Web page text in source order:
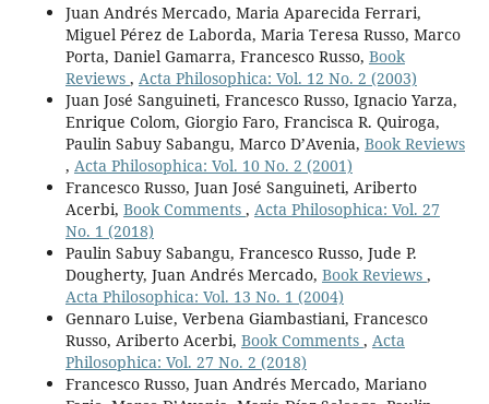
Juan Andrés Mercado, Maria Aparecida Ferrari,
Miguel Pérez de Laborda, Maria Teresa Russo, Marco
Porta, Daniel Gamarra, Francesco Russo, Book
Reviews , Acta Philosophica: Vol. 12 No. 2 (2003)
Juan José Sanguineti, Francesco Russo, Ignacio Yarza,
Enrique Colom, Giorgio Faro, Francisca R. Quiroga,
Paulin Sabuy Sabangu, Marco D’Avenia, Book Reviews
, Acta Philosophica: Vol. 10 No. 2 (2001)
Francesco Russo, Juan José Sanguineti, Ariberto
Acerbi, Book Comments , Acta Philosophica: Vol. 27
No. 1 (2018)
Paulin Sabuy Sabangu, Francesco Russo, Jude P.
Dougherty, Juan Andrés Mercado, Book Reviews ,
Acta Philosophica: Vol. 13 No. 1 (2004)
Gennaro Luise, Verbena Giambastiani, Francesco
Russo, Ariberto Acerbi, Book Comments , Acta
Philosophica: Vol. 27 No. 2 (2018)
Francesco Russo, Juan Andrés Mercado, Mariano